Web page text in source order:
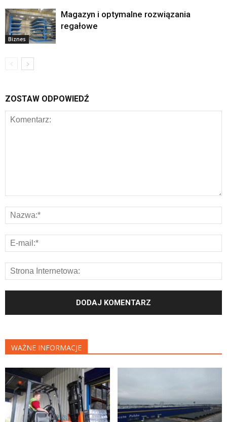
Biznes
Magazyn i optymalne rozwiązania
regałowe
ZOSTAW ODPOWIEDŹ
WAŻNE INFORMACJE